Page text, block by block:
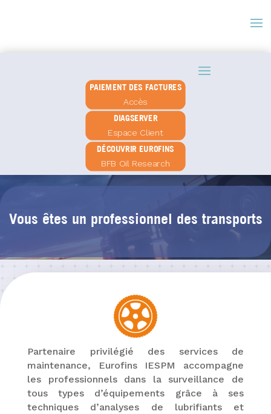
PAIEMENT DES FACTURES
Accès
DIAGSERVER
Espace Client
DÉCOUVRIR EUROFINS
BFB Oil Research
Vous êtes un professionnel des transports
Partenaire privilégié des services de
maintenance, Eurofins IESPM accompagne
les professionnels dans la surveillance de
tous types d’équipements grâce à ses
techniques d’analyses de lubrifiants et